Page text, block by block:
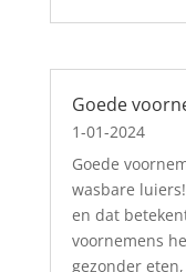
Goede
1-01-2024
Goede
wasbare
en dat
voornemens
gezonder